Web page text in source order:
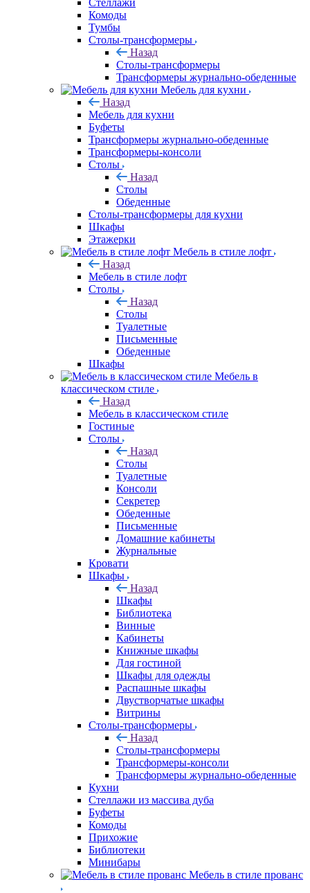
Стеллажи
Комоды
Тумбы
Столы-трансформеры
Назад
Столы-трансформеры
Трансформеры журнально-обеденные
Мебель для кухни
Назад
Мебель для кухни
Буфеты
Трансформеры журнально-обеденные
Трансформеры-консоли
Столы
Назад
Столы
Обеденные
Столы-трансформеры для кухни
Шкафы
Этажерки
Мебель в стиле лофт
Назад
Мебель в стиле лофт
Столы
Назад
Столы
Туалетные
Письменные
Обеденные
Шкафы
Мебель в
классическом стиле
Назад
Мебель в классическом стиле
Гостиные
Столы
Назад
Столы
Туалетные
Консоли
Секретер
Обеденные
Письменные
Домашние кабинеты
Журнальные
Кровати
Шкафы
Назад
Шкафы
Библиотека
Винные
Кабинеты
Книжные шкафы
Для гостиной
Шкафы для одежды
Распашные шкафы
Двустворчатые шкафы
Витрины
Столы-трансформеры
Назад
Столы-трансформеры
Трансформеры-консоли
Трансформеры журнально-обеденные
Кухни
Стеллажи из массива дуба
Буфеты
Комоды
Прихожие
Библиотеки
Минибары
Мебель в стиле прованс